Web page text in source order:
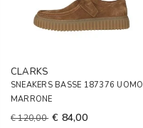
CLARKS
SNEAKERS BASSE 187376 UOMO
MARRONE
€ 120,00 € 84,00